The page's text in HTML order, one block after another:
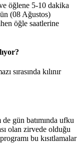
öğlene 5-10 dakika
(08 Ağustos)
öğle saatlerine
sırasında kılınır
gün batımında ufku
olan zirvede olduğu
bu kısıtlamalar